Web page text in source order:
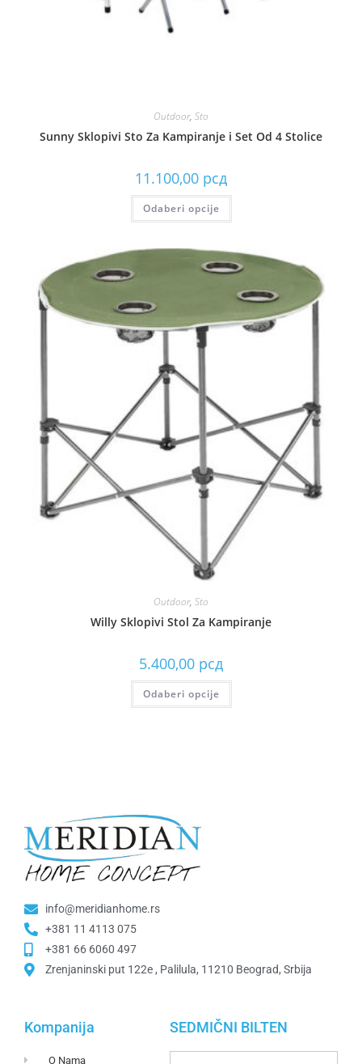
Outdoor, Sto
Sunny Sklopivi Sto Za Kampiranje i Set Od 4 Stolice
11.100,00 рсд
Odaberi opcije
Outdoor, Sto
Willy Sklopivi Stol Za Kampiranje
5.400,00 рсд
Odaberi opcije
info@meridianhome.rs
+381 11 4113 075
+381 66 6060 497
Zrenjaninski put 122e , Palilula, 11210 Beograd, Srbija
Kompanija
O Nama
SEDMIČNI BILTEN